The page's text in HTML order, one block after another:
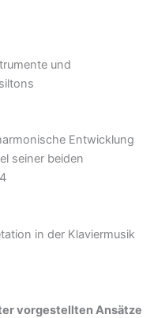
und
Entwicklung
seiner beiden
in der Klaviermusik
vorgestellten Ansätze